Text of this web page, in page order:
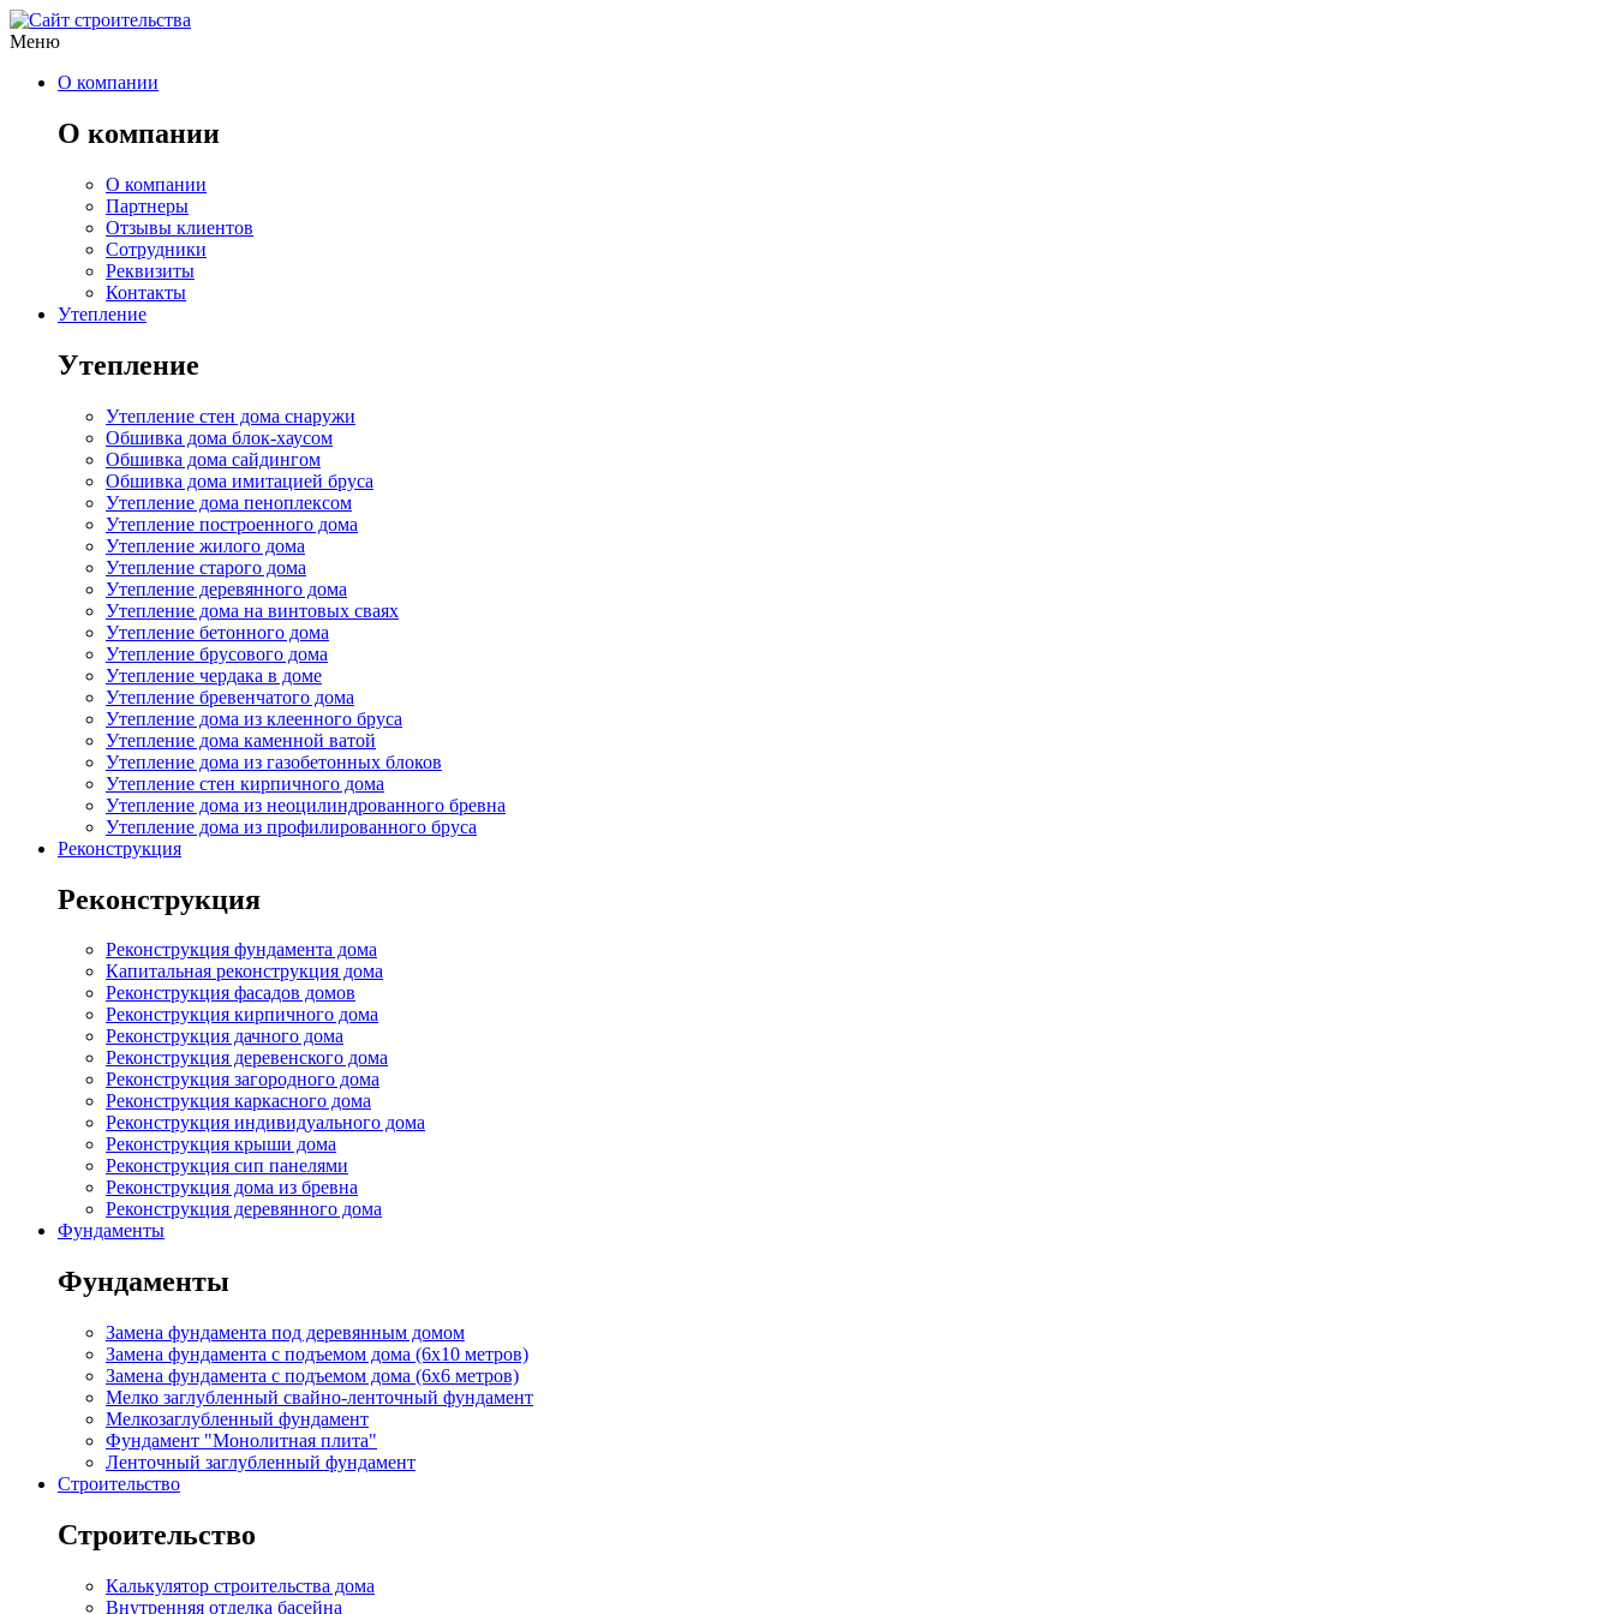
Меню
О компании
О компании
О компании
Партнеры
Отзывы клиентов
Сотрудники
Реквизиты
Контакты
Утепление
Утепление
Утепление стен дома снаружи
Обшивка дома блок-хаусом
Обшивка дома сайдингом
Обшивка дома имитацией бруса
Утепление дома пеноплексом
Утепление построенного дома
Утепление жилого дома
Утепление старого дома
Утепление деревянного дома
Утепление дома на винтовых сваях
Утепление бетонного дома
Утепление брусового дома
Утепление чердака в доме
Утепление бревенчатого дома
Утепление дома из клеенного бруса
Утепление дома каменной ватой
Утепление дома из газобетонных блоков
Утепление стен кирпичного дома
Утепление дома из неоцилиндрованного бревна
Утепление дома из профилированного бруса
Реконструкция
Реконструкция
Реконструкция фундамента дома
Капитальная реконструкция дома
Реконструкция фасадов домов
Реконструкция кирпичного дома
Реконструкция дачного дома
Реконструкция деревенского дома
Реконструкция загородного дома
Реконструкция каркасного дома
Реконструкция индивидуального дома
Реконструкция крыши дома
Реконструкция сип панелями
Реконструкция дома из бревна
Реконструкция деревянного дома
Фундаменты
Фундаменты
Замена фундамента под деревянным домом
Замена фундамента с подъемом дома (6x10 метров)
Замена фундамента с подъемом дома (6x6 метров)
Мелко заглубленный свайно-ленточный фундамент
Мелкозаглубленный фундамент
Фундамент "Монолитная плита"
Ленточный заглубленный фундамент
Строительство
Строительство
Калькулятор строительства дома
Внутренняя отделка басейна